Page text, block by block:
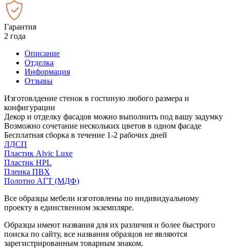
Гарантия
2 года
Описание
Отделка
Информация
Отзывы
Изготовлдение стенок в гостиную любого размера и
конфигурации
Декор и отделку фасадов можно выполнить под вашу задумку
Возможно сочетание нескольких цветов в одном фасаде
Бесплатная сборка в течение 1-2 рабочих дней
ЛДСП
Пластик Alvic Luxe
Пластик HPL
Пленка ПВХ
Полотно АГТ (МДФ)
Все образцы мебели изготовлены по индивидуальному
проекту в единственном экземпляре.
Образцы имеют названия для их различия и более быстрого
поиска по сайту, все названия образцов не являются
зарегистрированным товарным знаком.